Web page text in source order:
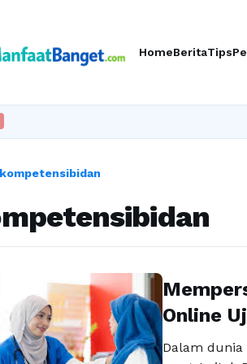
HomeBeritaTips
Online
Dalam dunia